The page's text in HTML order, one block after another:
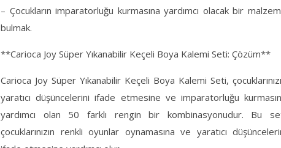
– Çocukların imparatorluğu kurmasına yardımcı olacak bir
bulmak.
**Carioca Joy Süper Yıkanabilir Keçeli Boya Kalemi Seti: Çözüm**
Carioca Joy Süper Yıkanabilir Keçeli Boya Kalemi Seti,
yaratıcı düşüncelerini ifade etmesine ve imparatorluğu
yardımcı olan 50 farklı rengin bir kombinasyonudur. Bu
çocuklarınızın renkli oyunlar oynamasına ve yaratıcı